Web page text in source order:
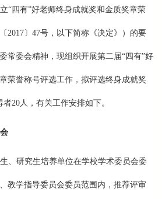
“四有”好老师终身成就奖和金质奖章荣
2017〕47号，以下简称《决定》）的要
常委会精神，现组织开展第二届“四有”好
荣誉称号评选工作，拟评选终身成就奖
20人，有关工作安排如下。
、研究生培养单位在学校学术委员会委
教学指导委员会委员范围内，推荐评审